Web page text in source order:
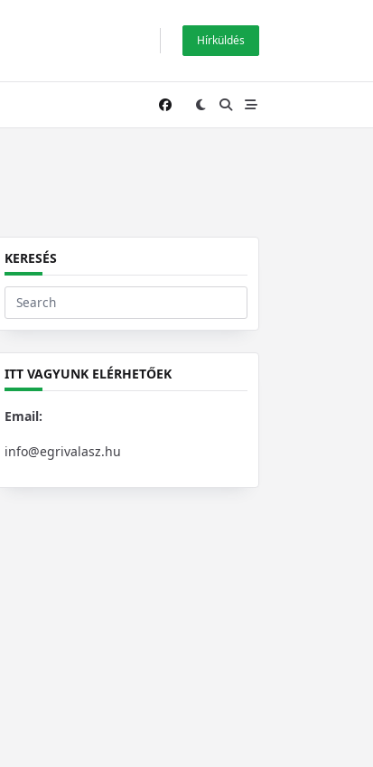
Hírküldés
KERESÉS
Search
for:
ITT VAGYUNK ELÉRHETŐEK
Email:
info@egrivalasz.hu